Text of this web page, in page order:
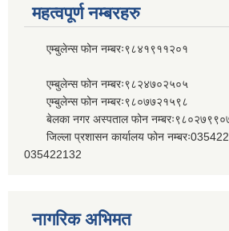
महत्वपूर्ण नम्बरहरु
एम्बुलेन्स फोन नम्बरः९८४१९११२०१
एम्बुलेन्स फोन नम्बरः९८२४७०२५०५
एम्बुलेन्स फोन नम्बरः९८०७७२१५९८
बेलका नगर अस्पताल फोन
जिल्ला प्रशासन कार्यालय फोन
035422132
नागरिक अभिमत